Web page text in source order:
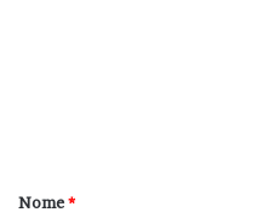
r
Nome*